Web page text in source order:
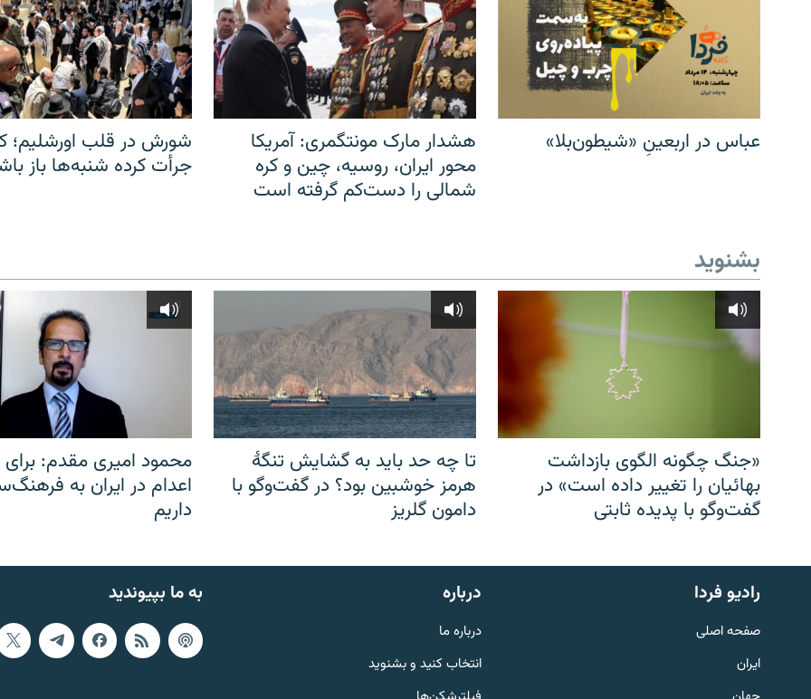
English
به ما بپیوندید
عباس در اربعینِ «شیطون‌بلا»
هشدار مارک مونتگمری: آمریکا
محور ایران، روسیه، چین و کره
شمالی را دست‌کم گرفته است
شورش در قلب اورشلیم؛
جرأت کرده شنبه‌ها باز
بشنوید
«جنگ چگونه الگوی بازداشت
بهائیان را تغییر داده است» در
گفت‌وگو با پدیده ثابتی
تا چه حد باید به گشایش تنگهٔ
هرمز خوشبین بود؟ در گفت‌وگو با
دامون گلریز
محمود امیری مقدم: برای
اعدام در ایران به
داریم
به ما بپیوندید رادیو فردا
صفحه اصلی
ایران
درباره
درباره ما
انتخاب کنید و بشنوید